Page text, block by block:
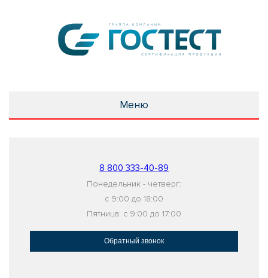
Меню
8 800 333-40-89
Понедельник - четверг:
с 9:00 до 18:00
Пятница: с 9:00 до 17:00
Обратный звонок